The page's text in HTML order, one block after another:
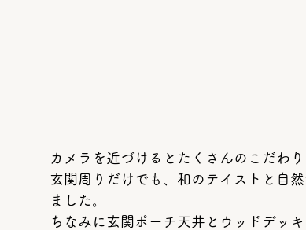
カメラを近づけるとたくさんのこだわ
玄関周りだけでも、和のテイストと自
ました。
ちなみに玄関ポーチ天井とウッドデッ